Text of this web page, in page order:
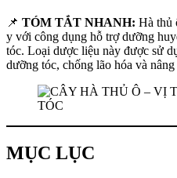
📌 TÓM TẮT NHANH: Hà thủ
y với công dụng hỗ trợ dưỡng
tóc. Loại dược liệu này được sử
dưỡng tóc, chống lão hóa và
MỤC LỤC